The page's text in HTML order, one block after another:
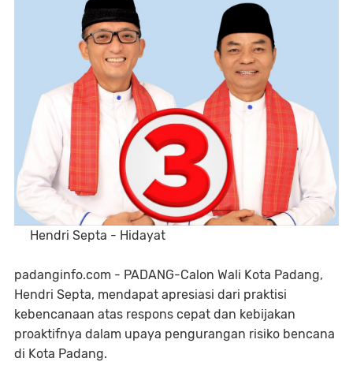
Hendri Septa - Hidayat
padanginfo.com - PADANG-Calon Wali Kota Padang,
Hendri Septa, mendapat apresiasi dari praktisi
kebencanaan atas respons cepat dan kebijakan
proaktifnya dalam upaya pengurangan risiko bencana
di Kota Padang.